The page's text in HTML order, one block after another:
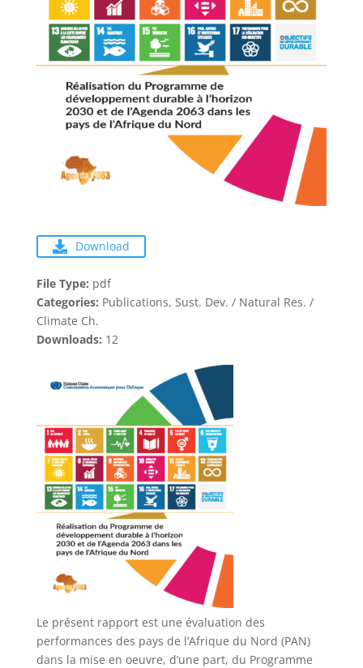
Le présent rapport est une évaluation des
performances des pays de l’Afrique du Nord (PAN)
dans la mise en oeuvre, d’une part, du Programme
Download
File Type: pdf
Categories: Publications, Sust. Dev. / Natural Res. /
Climate Ch.
Downloads: 12